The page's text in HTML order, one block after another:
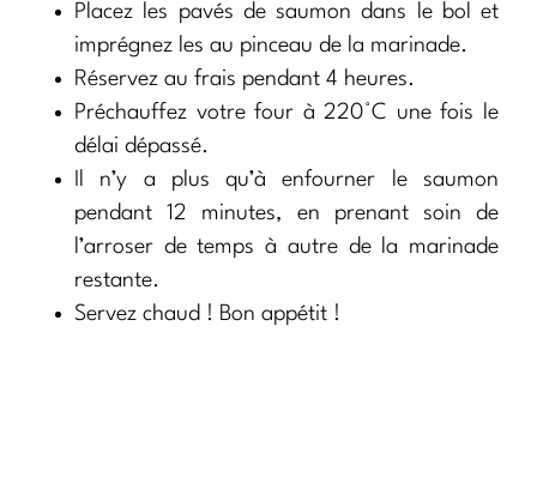
Placez les pavés de saumon dans le bol et
imprégnez les au pinceau de la marinade.
Réservez au frais pendant 4 heures.
Préchauffez votre four à 220°C une fois le
délai dépassé.
Il n’y a plus qu’à enfourner le saumon
pendant 12 minutes, en prenant soin de
l’arroser de temps à autre de la marinade
restante.
Servez chaud ! Bon appétit !